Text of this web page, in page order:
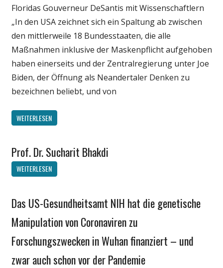
Wissenschaft
Floridas Gouverneur DeSantis mit Wissenschaftlern
„In den USA zeichnet sich ein Spaltung ab zwischen
den mittlerweile 18 Bundesstaaten, die alle
Maßnahmen inklusive der Maskenpflicht aufgehoben
haben einerseits und der Zentralregierung unter Joe
Biden, der Öffnung als Neandertaler Denken zu
bezeichnen beliebt, und von
WEITERLESEN
Gesellschaft
Medien
Politik
Wissenschaft
Prof. Dr. Sucharit Bhakdi
WEITERLESEN
Gesellschaft
Politik
Wirtschaft
Wissenschaft
Das US-Gesundheitsamt NIH hat die genetische
Manipulation von Coronaviren zu
Forschungszwecken in Wuhan finanziert – und
zwar auch schon vor der Pandemie